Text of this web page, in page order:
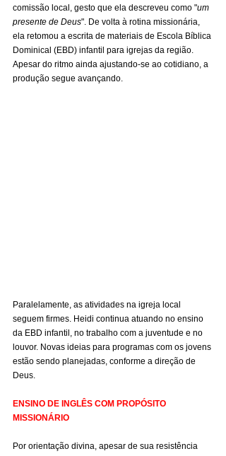
comissão local, gesto que ela descreveu como "um
presente de Deus". De volta à rotina missionária,
ela retomou a escrita de materiais de Escola Bíblica
Dominical (EBD) infantil para igrejas da região.
Apesar do ritmo ainda ajustando-se ao cotidiano, a
produção segue avançando.
Paralelamente, as atividades na igreja local
seguem firmes. Heidi continua atuando no ensino
da EBD infantil, no trabalho com a juventude e no
louvor. Novas ideias para programas com os jovens
estão sendo planejadas, conforme a direção de
Deus.
ENSINO DE INGLÊS COM PROPÓSITO
MISSIONÁRIO
Por orientação divina, apesar de sua resistência